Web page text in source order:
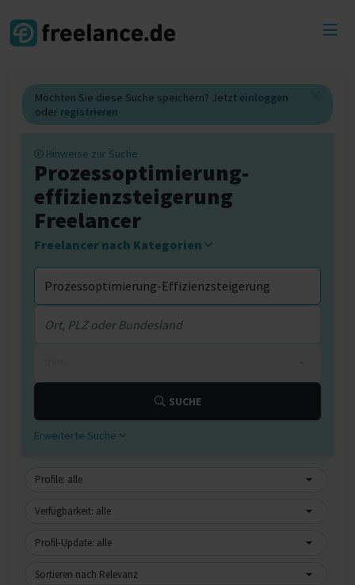
Möchten Sie diese Suche speichern? Jetzt einloggen
oder registrieren
Hinweise zur Suche
Prozessoptimierung-
effizienzsteigerung
Freelancer
Freelancer nach Kategorien
SUCHE
Erweiterte Suche
Profile: alle
Verfügbarkeit: alle
Profil-Update: alle
Sortieren nach Relevanz